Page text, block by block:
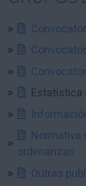
Estatística
Normativa
ordenanzas
Outras